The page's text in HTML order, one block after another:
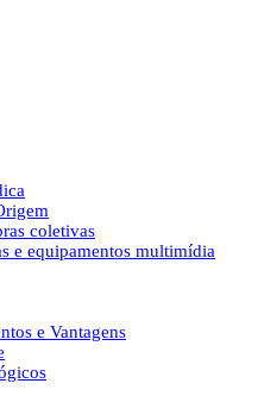
coletivas
e equipamentos multimídia
e Vantagens